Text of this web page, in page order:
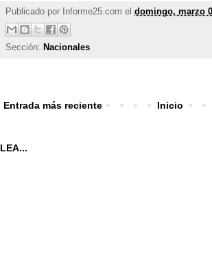
Publicado por Informe25.com el domingo, marzo
Sección: Nacionales
Entrada más reciente Inicio
LEA...